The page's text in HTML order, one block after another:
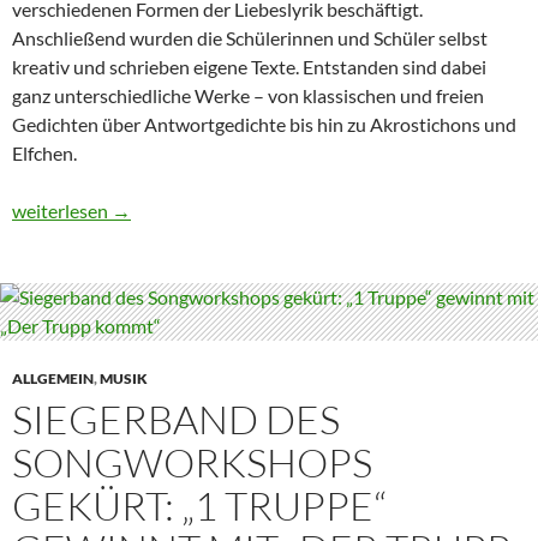
verschiedenen Formen der Liebeslyrik beschäftigt.
Anschließend wurden die Schülerinnen und Schüler selbst
kreativ und schrieben eigene Texte. Entstanden sind dabei
ganz unterschiedliche Werke – von klassischen und freien
Gedichten über Antwortgedichte bis hin zu Akrostichons und
Elfchen.
Liebe liegt in der Luft – Ausstellung der G9c in der
weiterlesen →
ALLGEMEIN,MUSIK
SIEGERBAND DES
SONGWORKSHOPS
GEKÜRT: „1 TRUPPE“